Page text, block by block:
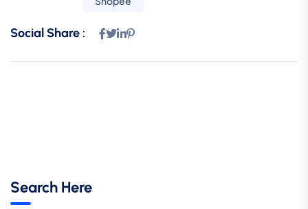
Social Share :
Search Here